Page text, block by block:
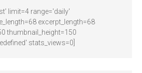
limit=4 range='daily'
excerpt_length=68
thumbnail_height=150
stats_views=0]